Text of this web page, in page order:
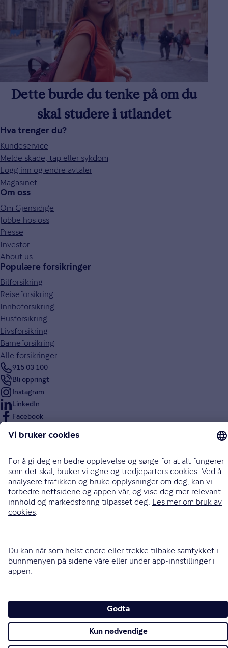
Dette burde du tenke på om du
skal studere i utlandet
Hva trenger du?
Kundeservice
Melde skade, tap eller sykdom
Logg inn og endre avtaler
Magasinet
Om oss
Om Gjensidige
Jobbe hos oss
Presse
Investor
About us
Populære forsikringer
Bilforsikring
Reiseforsikring
Innboforsikring
Husforsikring
Livsforsikring
Barneforsikring
Alle forsikringer
915 03 100
Bli oppringt
Instagram
LinkedIn
Facebook
Personvern og sikkerhet
Vilkår for bruk av nettsidene
Tilgjengelighetserklæring
Sammenlign prisene våre med andre selskaper på
Finansportalen.no